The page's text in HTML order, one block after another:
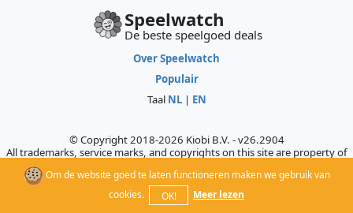
Om de website goed te laten functioneren maken we gebruik van
cookies.
OK! Meer lezen
Speelwatch
De beste speelgoed deals
Over Speelwatch
Populair
Taal NL| EN
© Copyright 2018-2026 Kiobi B.V. - v26.2904
All trademarks, service marks, and copyrights on this site are property of
their respective owners, who do not sponsor, authorize, or endorse this
site.